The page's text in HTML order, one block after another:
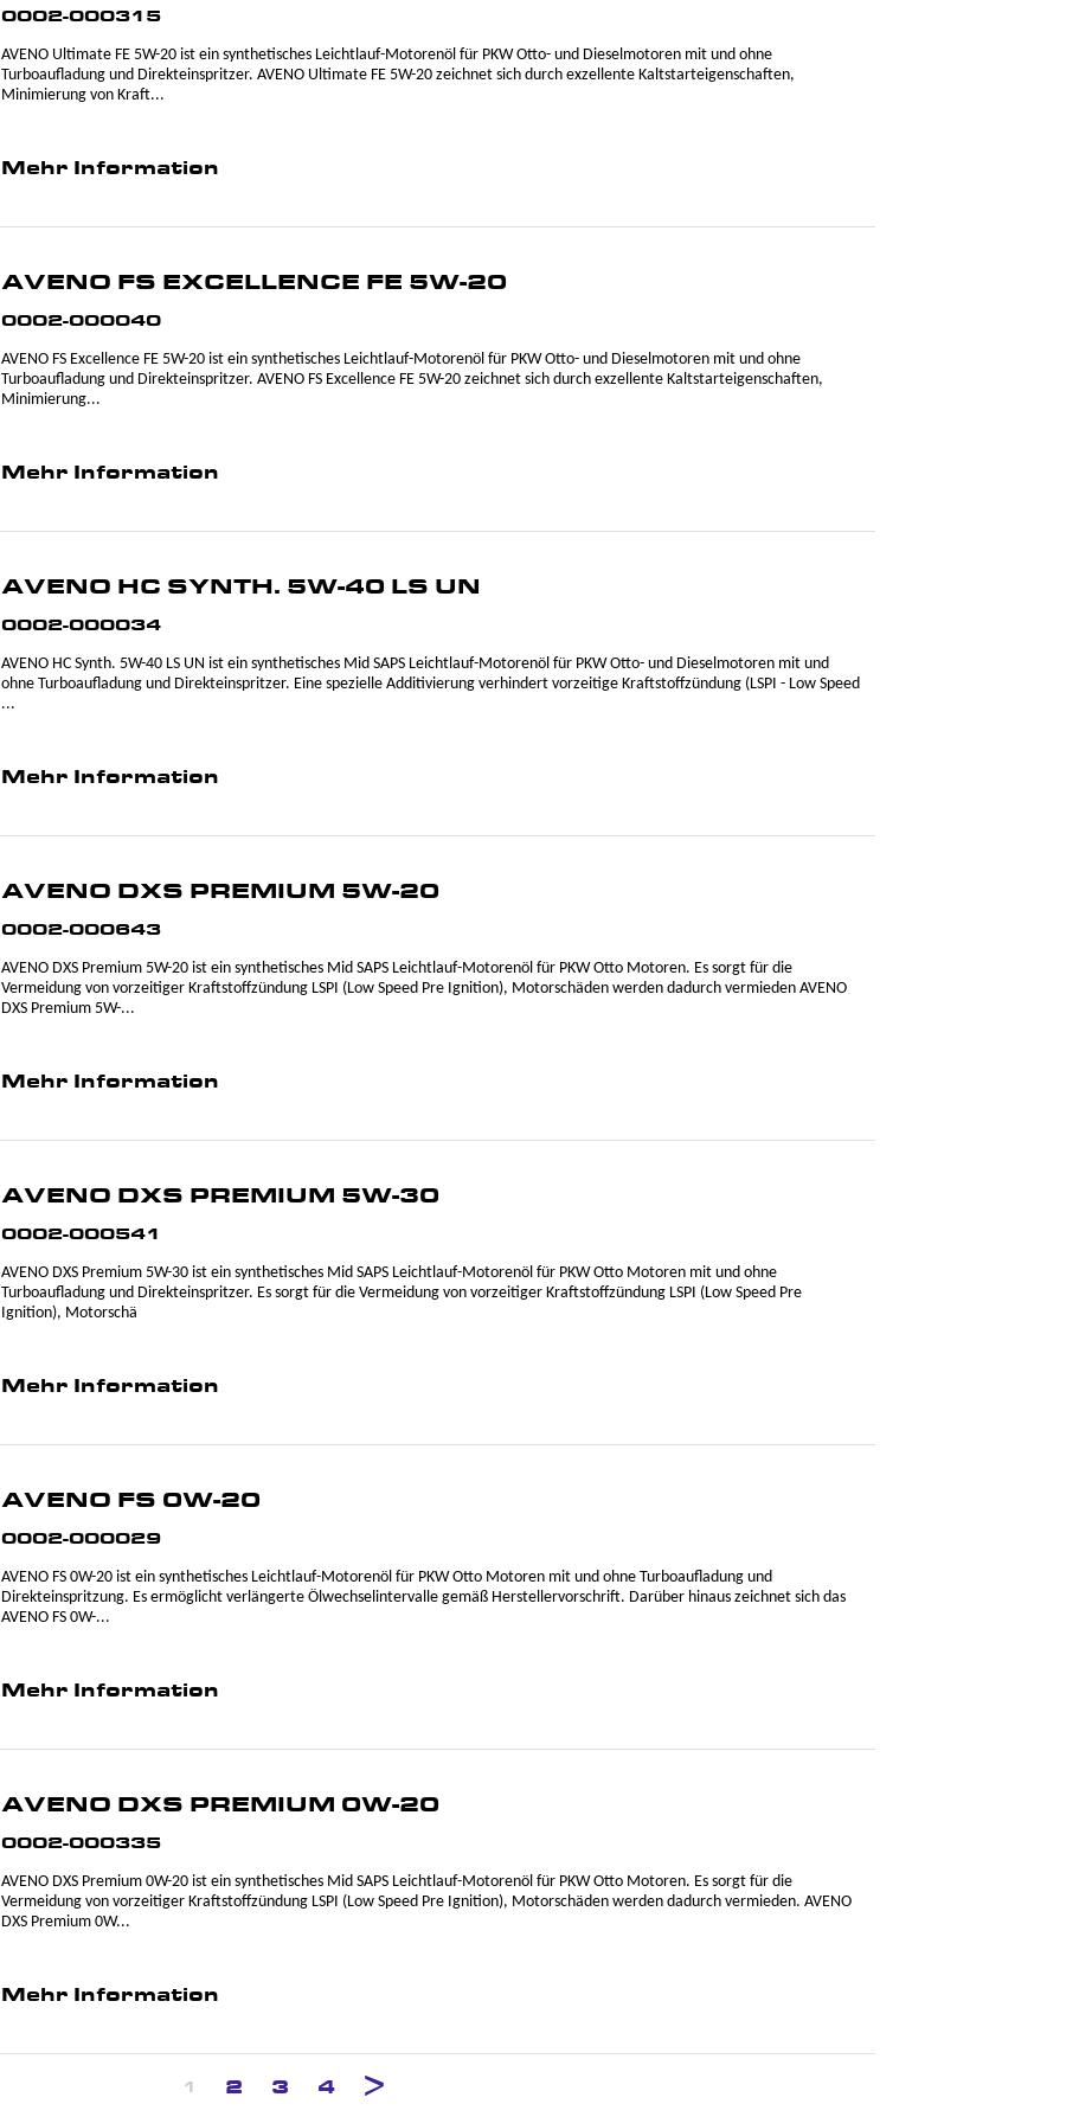
0002-000315
AVENO Ultimate FE 5W-20 ist ein synthetisches Leichtlauf-Motorenöl für PKW Otto- und Dieselmotoren mit und ohne
Turboaufladung und Direkteinspritzer. AVENO Ultimate FE 5W-20 zeichnet sich durch exzellente Kaltstarteigenschaften,
Minimierung von Kraft...
Mehr Information
AVENO FS EXCELLENCE FE 5W-20
0002-000040
AVENO FS Excellence FE 5W-20 ist ein synthetisches Leichtlauf-Motorenöl für PKW Otto- und Dieselmotoren mit und ohne
Turboaufladung und Direkteinspritzer. AVENO FS Excellence FE 5W-20 zeichnet sich durch exzellente Kaltstarteigenschaften,
Minimierung...
Mehr Information
AVENO HC SYNTH. 5W-40 LS UN
0002-000034
AVENO HC Synth. 5W-40 LS UN ist ein synthetisches Mid SAPS Leichtlauf-Motorenöl für PKW Otto- und Dieselmotoren mit und
ohne Turboaufladung und Direkteinspritzer. Eine spezielle Additivierung verhindert vorzeitige Kraftstoffzündung (LSPI - Low Speed
...
Mehr Information
AVENO DXS PREMIUM 5W-20
0002-000643
AVENO DXS Premium 5W-20 ist ein synthetisches Mid SAPS Leichtlauf-Motorenöl für PKW Otto Motoren. Es sorgt für die
Vermeidung von vorzeitiger Kraftstoffzündung LSPI (Low Speed Pre Ignition), Motorschäden werden dadurch vermieden AVENO
DXS Premium 5W-...
Mehr Information
AVENO DXS PREMIUM 5W-30
0002-000541
AVENO DXS Premium 5W-30 ist ein synthetisches Mid SAPS Leichtlauf-Motorenöl für PKW Otto Motoren mit und ohne
Turboaufladung und Direkteinspritzer. Es sorgt für die Vermeidung von vorzeitiger Kraftstoffzündung LSPI (Low Speed Pre
Ignition), Motorschä
Mehr Information
AVENO FS 0W-20
0002-000029
AVENO FS 0W-20 ist ein synthetisches Leichtlauf-Motorenöl für PKW Otto Motoren mit und ohne Turboaufladung und
Direkteinspritzung. Es ermöglicht verlängerte Ölwechselintervalle gemäß Herstellervorschrift. Darüber hinaus zeichnet sich das
AVENO FS 0W-...
Mehr Information
AVENO DXS PREMIUM 0W-20
0002-000335
AVENO DXS Premium 0W-20 ist ein synthetisches Mid SAPS Leichtlauf-Motorenöl für PKW Otto Motoren. Es sorgt für die
Vermeidung von vorzeitiger Kraftstoffzündung LSPI (Low Speed Pre Ignition), Motorschäden werden dadurch vermieden. AVENO
DXS Premium 0W...
Mehr Information
1 2 3 4